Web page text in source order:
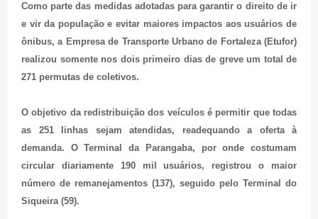
Como parte das medidas adotadas para garantir o direito de ir
e vir da população e evitar maiores impactos aos usuários de
ônibus, a Empresa de Transporte Urbano de Fortaleza (Etufor)
realizou somente nos dois primeiro dias de greve um total de
271 permutas de coletivos.
O objetivo da redistribuição dos veículos é permitir que todas
as 251 linhas sejam atendidas, readequando a oferta à
demanda. O Terminal da Parangaba, por onde costumam
circular diariamente 190 mil usuários, registrou o maior
número de remanejamentos (137), seguido pelo Terminal do
Siqueira (59).